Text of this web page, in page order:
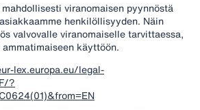
viranomaisen pyynnöstä
henkilöllisyyden. Näin
valvovalle viranomaiselle tarvittaessa,
käyttöön.
lex.europa.eu/legal-
?